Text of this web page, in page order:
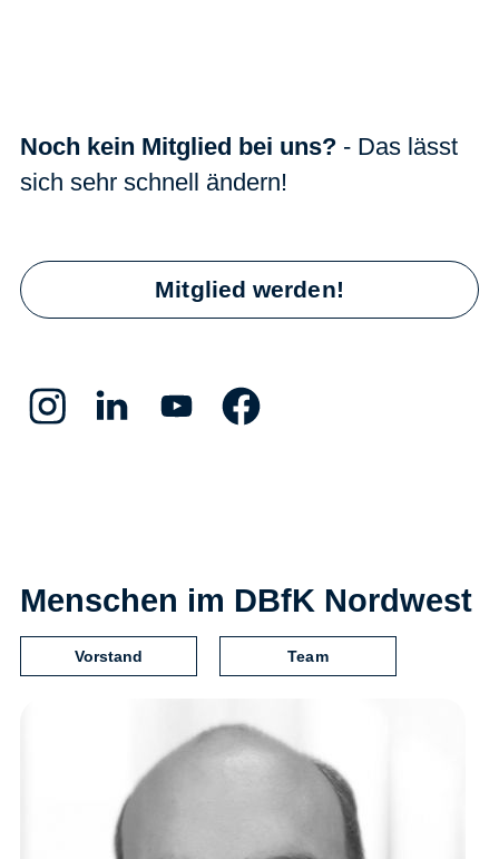
Noch kein Mitglied bei uns? - Das lässt
sich sehr schnell ändern!
Mitglied werden!
Menschen im DBfK Nordwest
Vorstand Team